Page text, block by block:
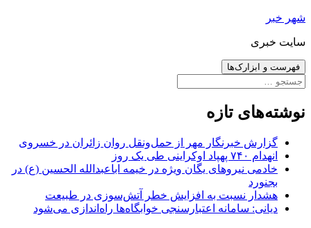
رفتن
نوشته‌ها
شهر خبر
سایت خبری
فهرست و ابزارک‌ها
جستجو
نوشته‌های تازه
گزارش خبرنگار مهر از حمل‌ونقل روان زائران در خسروی
انهدام ۷۴۰ پهپاد اوکراینی طی یک روز
خادمی نیروهای یگان ویژه در خیمه اباعبدالله الحسین (ع) در
بجنورد
هشدار نسبت به افزایش خطر آتش‌سوزی در طبیعت
دیانی: سامانه اعتبارسنجی خوابگاه‌ها راه‌اندازی می‌شود